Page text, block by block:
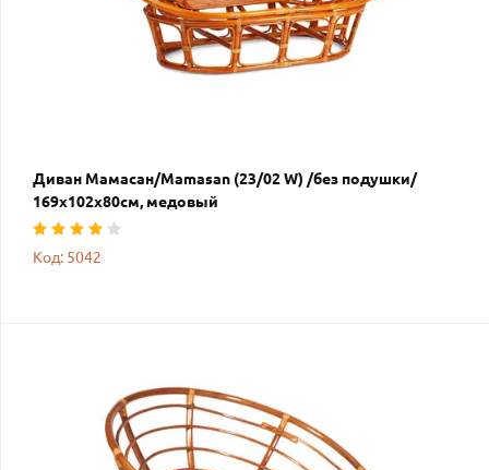
Диван Мамасан/Mamasan (23/02 W) /без подушки/
169х102х80см, медовый
Код: 5042